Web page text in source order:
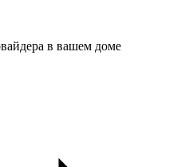
в вашем доме